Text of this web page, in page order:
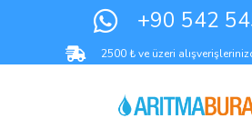
+90 542
2500 ₺ ve üzeri